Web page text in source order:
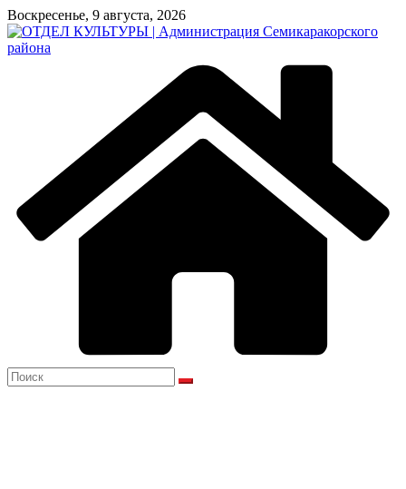
Перейти
к
содержимому
Воскресенье, 9 августа, 2026